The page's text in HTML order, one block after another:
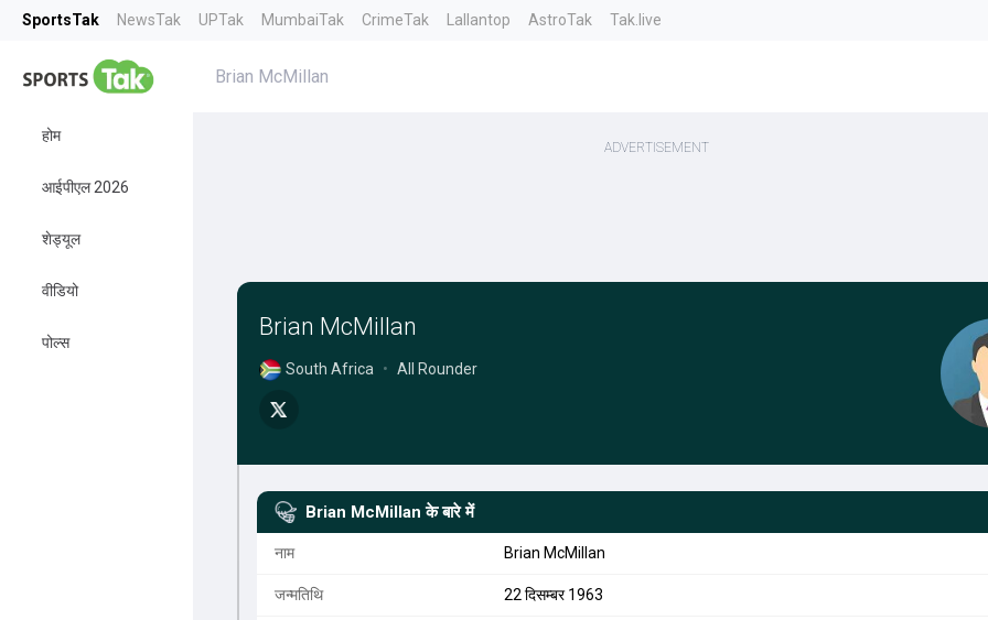
SportsTak NewsTak UPTak MumbaiTak CrimeTak Lallantop AstroTak Tak.live
होम
आईपीएल 2026
शेड्यूल
वीडियो
पोल्स
Brian McMillan
Brian McMillan
South Africa • All Rounder
Brian McMillan के बारे में
नाम Brian McMillan
जन्मतिथि 22 दिसम्बर 1963